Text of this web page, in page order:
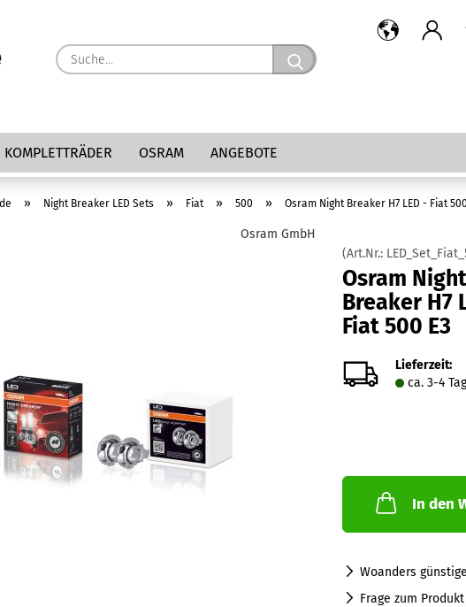
Suche...
KOMPLETTRÄDER OSRAM ANGEBOTE
» Night Breaker LED Sets » Fiat » 500 » Osram Night Breaker H7 LED - Fiat
Osram GmbH
(Art.Nr.:
Osram Night
Breaker H7
Fiat 500 E3
Lieferzeit:
ca. 3-4
In den
Woanders
Frage zum Produkt